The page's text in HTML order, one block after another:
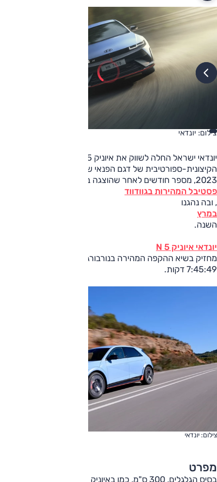
צילום: יונדאי
הקיצונית-ספורטיבית של דגם הפנאי שלה, שהושקה בסוף
2023, מספר חודשים לאחר שהוצגה ב
פסטיבל המהירות בגוודווד
, ובה נהגנו
במרץ
השנה.
יונדאי איוניק 5 N
מחזיק בשיא ההקפה המהירה בנורבורגרינג לרכב פנאי חשמלי:
7:45:49 דקות.
צילום: יונדאי
מפרט